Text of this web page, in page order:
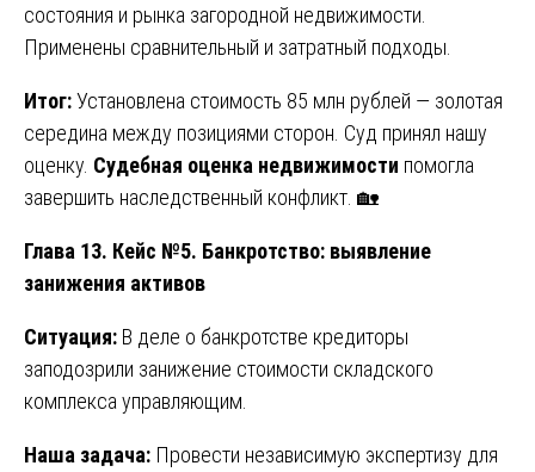
состояния и рынка загородной недвижимости.
Применены сравнительный и затратный подходы.
Итог:Установлена стоимость 85 млн рублей — золотая
середина между позициями сторон. Суд принял нашу
оценку. Судебная оценка недвижимости помогла
завершить наследственный конфликт. 🏡
Глава 13. Кейс №5. Банкротство: выявление
занижения активов
Ситуация: В деле о банкротстве кредиторы
заподозрили занижение стоимости складского
комплекса управляющим.
Наша задача: Провести независимую экспертизу для